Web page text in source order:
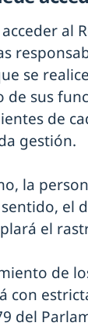
al
se
de sus
de
gestión.
la
sentido, el
el
de
con
del